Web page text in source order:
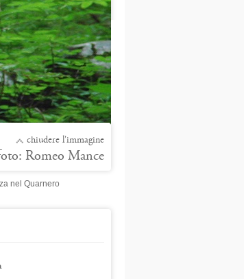
Romeo Mance
chiudere l'immagine
nel Quarnero